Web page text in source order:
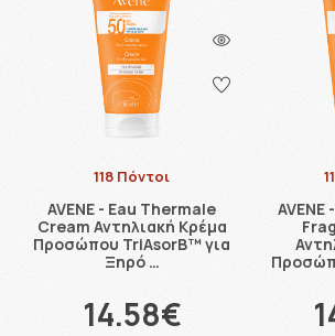
118 Πόντοι
AVENE - Eau Thermale
Cream Αντηλιακή Κρέμα
Προσώπου TriAsorB™ για
Ξηρό …
14.58€